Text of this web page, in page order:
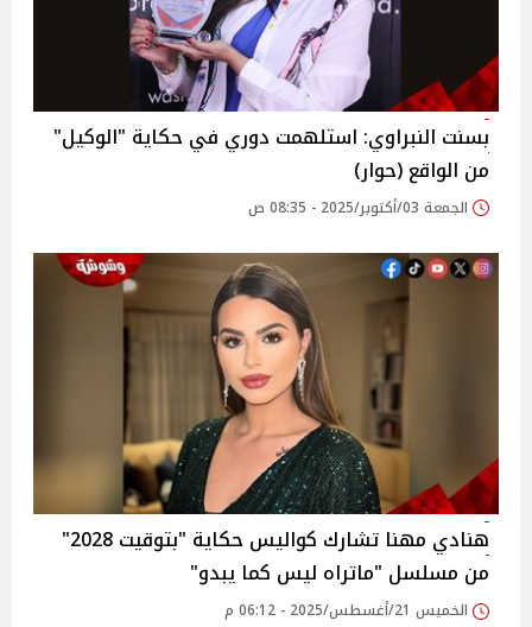
بسنت النبراوي: استلهمت دوري في حكاية "الوكيل"
من الواقع (حوار)
الجمعة 03/أكتوبر/2025 - 08:35 ص
هنادي مهنا تشارك كواليس حكاية "بتوقيت 2028"
من مسلسل "ماتراه ليس كما يبدو" ‎
الخميس 21/أغسطس/2025 - 06:12 م